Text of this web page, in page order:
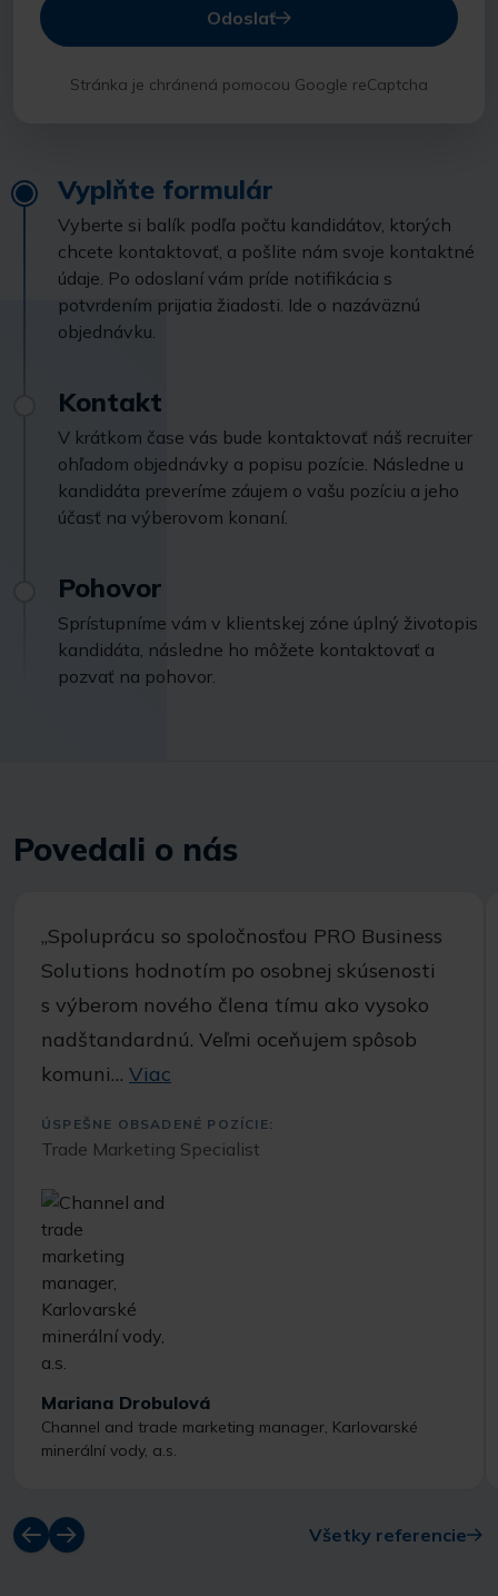
Odoslať
Stránka je chránená pomocou Google reCaptcha
Vyplňte formulár
Vyberte si balík podľa počtu kandidátov, ktorých
chcete kontaktovať, a pošlite nám svoje kontaktné
údaje. Po odoslaní vám príde notifikácia s
potvrdením prijatia žiadosti. Ide o nazáväznú
objednávku.
Kontakt
V krátkom čase vás bude kontaktovať náš recruiter
ohľadom objednávky a popisu pozície. Následne u
kandidáta preveríme záujem o vašu pozíciu a jeho
účasť na výberovom konaní.
Pohovor
Sprístupníme vám v klientskej zóne úplný životopis
kandidáta, následne ho môžete kontaktovať a
pozvať na pohovor.
Povedali o nás
,,Spoluprácu so spoločnosťou PRO Business
Solutions hodnotím po osobnej skúsenosti
s výberom nového člena tímu ako vysoko
nadštandardnú. Veľmi oceňujem spôsob
komuni… Viac
ÚSPEŠNE OBSADENÉ POZÍCIE:
Trade Marketing Specialist
Mariana Drobulová
Channel and trade marketing manager, Karlovarské
minerální vody, a.s.
Všetky referencie